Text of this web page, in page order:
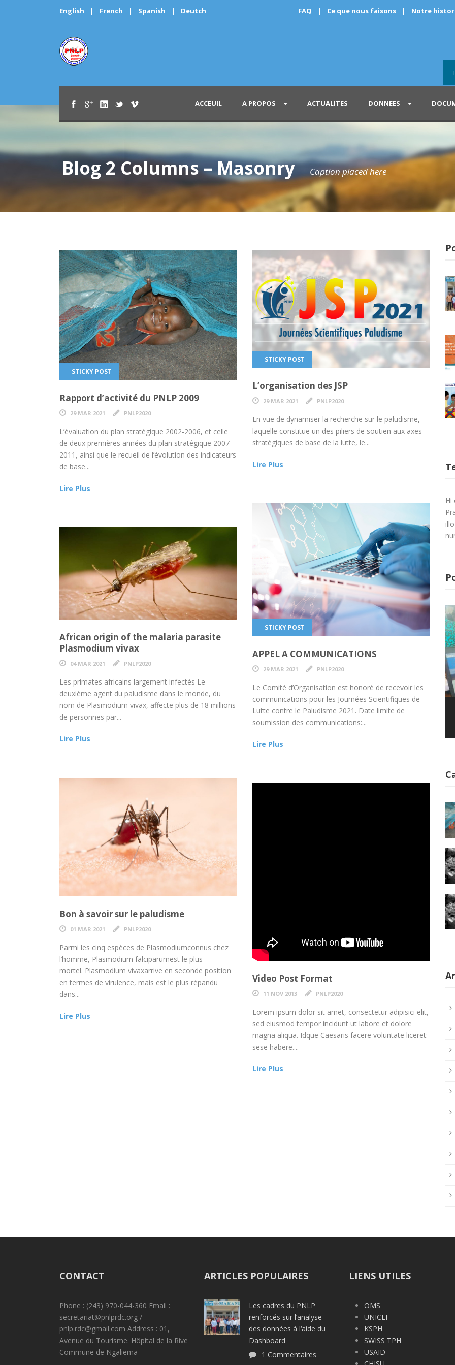
English | French | Spanish | Deutch FAQ | Ce que nous faisons | Notre
ACCEUIL A PROPOS ACTUALITES DONNEES
Blog 2 Columns – Masonry Caption placed here
STICKY POST
Rapport d’activité du PNLP 2009
29 MAR 2021 PNLP2020
L’évaluation du plan stratégique 2002-2006, et celle
de deux premières années du plan stratégique 2007-
2011, ainsi que le recueil de l’évolution des indicateurs
de base...
Lire Plus
STICKY POST
L’organisation des JSP
29 MAR 2021 PNLP2020
En vue de dynamiser la recherche sur le paludisme,
laquelle constitue un des piliers de soutien aux axes
stratégiques de base de la lutte, le...
Lire Plus
STICKY POST
APPEL A COMMUNICATIONS
29 MAR 2021 PNLP2020
Le Comité d’Organisation est honoré de recevoir les
communications pour les Journées Scientifiques de
Lutte contre le Paludisme 2021. Date limite de
soumission des communications:...
Lire Plus
African origin of the malaria parasite
Plasmodium vivax
04 MAR 2021 PNLP2020
Les primates africains largement infectés Le
deuxième agent du paludisme dans le monde, du
nom de Plasmodium vivax, affecte plus de 18 millions
de personnes par...
Lire Plus
Bon à savoir sur le paludisme
01 MAR 2021 PNLP2020
Parmi les cinq espèces de Plasmodiumconnus chez
l’homme, Plasmodium falciparumest le plus
mortel. Plasmodium vivaxarrive en seconde position
en termes de virulence, mais est le plus répandu
dans...
Lire Plus
Video Post Format
11 NOV 2013 PNLP2020
Lorem ipsum dolor sit amet, consectetur adipisici elit,
sed eiusmod tempor incidunt ut labore et dolore
magna aliqua. Idque Caesaris facere voluntate liceret:
sese habere....
Lire Plus
Hi
CONTACT
Phone : (243) 970-044-360 Email :
secretariat@pnlprdc.org /
pnlp.rdc@gmail.com Address : 01,
Avenue du Tourisme. Hôpital de la Rive
Commune de Ngaliema
ARTICLES POPULAIRES
Les cadres du PNLP
renforcés sur l’analyse
des données à l‘aide du
Dashboard
1 Commentaires
LIENS UTILES
OMS
UNICEF
KSPH
SWISS TPH
USAID